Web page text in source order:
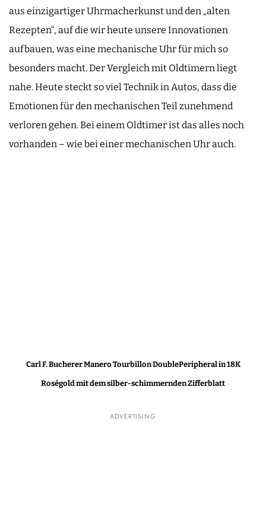
aus einzigartiger Uhrmacherkunst und den „alten
Rezepten“, auf die wir heute unsere Innovationen
aufbauen, was eine mechanische Uhr für mich so
besonders macht. Der Vergleich mit Oldtimern liegt
nahe. Heute steckt so viel Technik in Autos, dass die
Emotionen für den mechanischen Teil zunehmend
verloren gehen. Bei einem Oldtimer ist das alles noch
vorhanden – wie bei einer mechanischen Uhr auch.
Carl F. Bucherer Manero Tourbillon DoublePeripheral in 18K
Roségold mit dem silber-schimmernden Zifferblatt
ADVERTISING